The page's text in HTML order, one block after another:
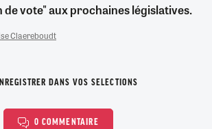
vote" aux prochaines législatives.
Claereboudt
DANS VOS SELECTIONS
0 COMMENTAIRE